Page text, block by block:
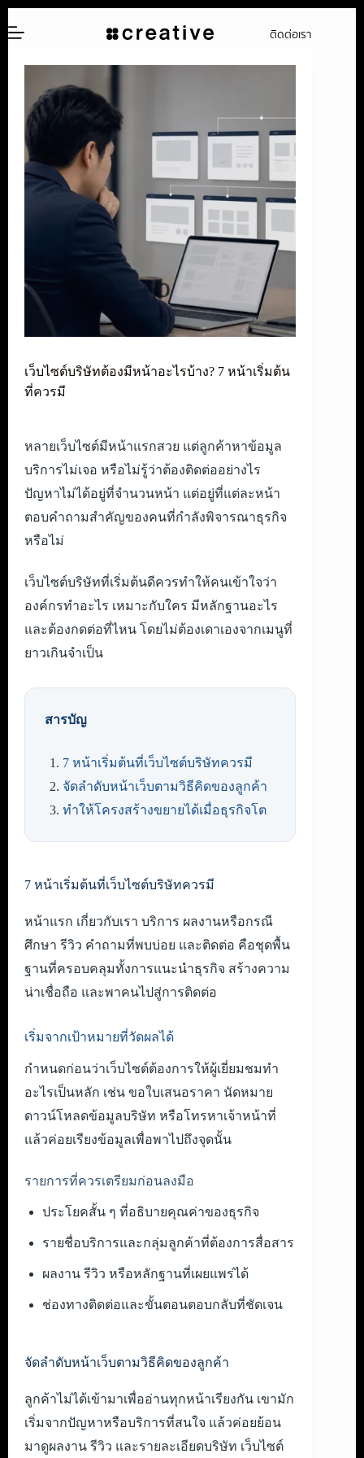
ไป
ติดต่อเรา
เว็บไซต์บริษัทต้องมีหน้าอะไรบ้าง? 7 หน้าเริ่มต้น
ที่ควรมี
หลายเว็บไซต์มีหน้าแรกสวย แต่ลูกค้าหาข้อมูล
บริการไม่เจอ หรือไม่รู้ว่าต้องติดต่ออย่างไร
ปัญหาไม่ได้อยู่ที่จำนวนหน้า แต่อยู่ที่แต่ละหน้า
ตอบคำถามสำคัญของคนที่กำลังพิจารณาธุรกิจ
หรือไม่
เว็บไซต์บริษัทที่เริ่มต้นดีควรทำให้คนเข้าใจว่า
องค์กรทำอะไร เหมาะกับใคร มีหลักฐานอะไร
และต้องกดต่อที่ไหน โดยไม่ต้องเดาเองจากเมนูที่
ยาวเกินจำเป็น
สารบัญ
7 หน้าเริ่มต้นที่เว็บไซต์บริษัทควรมี
จัดลำดับหน้าเว็บตามวิธีคิดของลูกค้า
ทำให้โครงสร้างขยายได้เมื่อธุรกิจโต
7 หน้าเริ่มต้นที่เว็บไซต์บริษัทควรมี
หน้าแรก เกี่ยวกับเรา บริการ ผลงานหรือกรณี
ศึกษา รีวิว คำถามที่พบบ่อย และติดต่อ คือชุดพื้น
ฐานที่ครอบคลุมทั้งการแนะนำธุรกิจ สร้างความ
น่าเชื่อถือ และพาคนไปสู่การติดต่อ
เริ่มจากเป้าหมายที่วัดผลได้
กำหนดก่อนว่าเว็บไซต์ต้องการให้ผู้เยี่ยมชมทำ
อะไรเป็นหลัก เช่น ขอใบเสนอราคา นัดหมาย
ดาวน์โหลดข้อมูลบริษัท หรือโทรหาเจ้าหน้าที่
แล้วค่อยเรียงข้อมูลเพื่อพาไปถึงจุดนั้น
รายการที่ควรเตรียมก่อนลงมือ
ประโยคสั้น ๆ ที่อธิบายคุณค่าของธุรกิจ
รายชื่อบริการและกลุ่มลูกค้าที่ต้องการสื่อสาร
ผลงาน รีวิว หรือหลักฐานที่เผยแพร่ได้
ช่องทางติดต่อและขั้นตอนตอบกลับที่ชัดเจน
จัดลำดับหน้าเว็บตามวิธีคิดของลูกค้า
ลูกค้าไม่ได้เข้ามาเพื่ออ่านทุกหน้าเรียงกัน เขามัก
เริ่มจากปัญหาหรือบริการที่สนใจ แล้วค่อยย้อน
มาดูผลงาน รีวิว และรายละเอียดบริษัท เว็บไซต์